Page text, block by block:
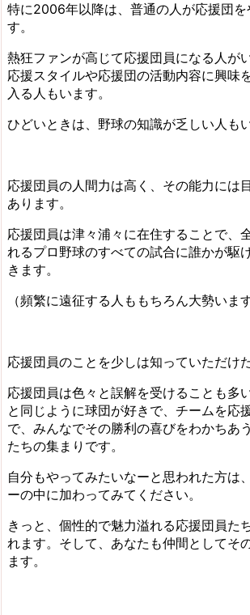
特に2006年以降は、普通の人が応援団
す。
熱狂ファンが高じて応援団員になる人が
応援スタイルや応援団の活動内容に興味
入る人もいます。
ひどいときは、野球の知識が乏しい人もい
応援団員の人間力は高く、その能力には
あります。
応援団員は津々浦々に在住することで、
れるプロ野球のすべての試合に誰かが駆
きます。
（頻繁に遠征する人ももちろん大勢います
応援団員のことを少しは知っていただけ
応援団員は色々と誤解を受けることも多
と同じように球団が好きで、チームを応
で、みんなでその勝利の喜びをわかちあ
たちの集まりです。
自分もやってみたいなーと思われた方は
ーの中に加わってみてください。
きっと、個性的で魅力溢れる応援団員た
れます。そして、あなたも仲間としてそ
ます。